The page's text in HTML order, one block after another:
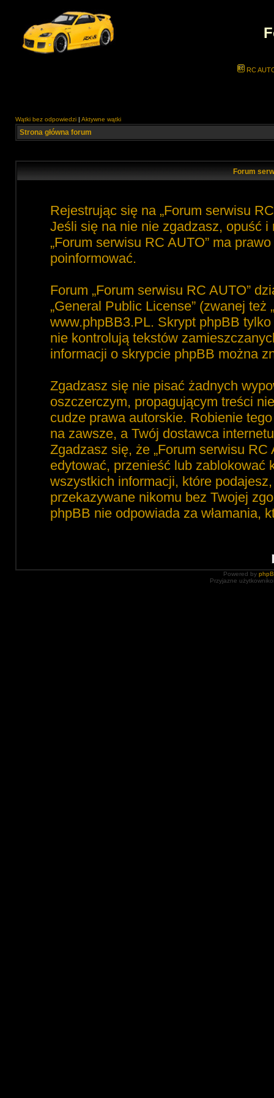
RC
Wątki bez odpowiedzi | Aktywne wątki
Strona główna forum
Forum
Rejestrując się na „Forum serwisu
Jeśli się na nie nie zgadzasz, opuść i
„Forum serwisu RC AUTO” ma
poinformować.
Forum „Forum serwisu RC AUTO”
„General Public License” (zwanej też
www.phpBB3.PL. Skrypt phpBB
nie kontrolują tekstów
informacji o skrypcie phpBB można
Zgadzasz się nie pisać żadnych
oszczerczym, propagującym treści
cudze prawa autorskie. Robienie
na zawsze, a Twój dostawca
Zgadzasz się, że „Forum serwisu
edytować, przenieść lub zablokować
wszystkich informacji, które
przekazywane nikomu bez Twojej
phpBB nie odpowiada za włamania,
Powered by
Przyjazne